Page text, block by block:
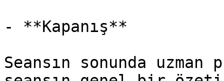
- **Kapanış**
Seansın sonunda